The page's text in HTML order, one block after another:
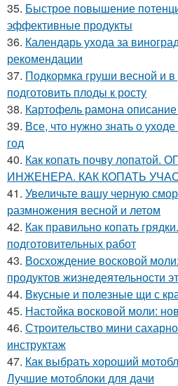
35. Быстрое повышение
эффективные продукты
36. Календарь ухода за
рекомендации
37. Подкормка груши весной и в
подготовить плоды к росту
38. Картофель рамона
39. Все, что нужно знать о
год
40. Как копать почву
ИНЖЕНЕРА. КАК КОПАТЬ
41. Увеличьте вашу черную
размножения весной и летом
42. Как правильно копать
подготовительных работ
43. Восхождение восковой
продуктов жизнедеятельности
44. Вкусные и полезные щи с
45. Настойка восковой моли:
46. Строительство мини
инструктаж
47. Как выбрать хороший
Лучшие мотоблоки для дачи